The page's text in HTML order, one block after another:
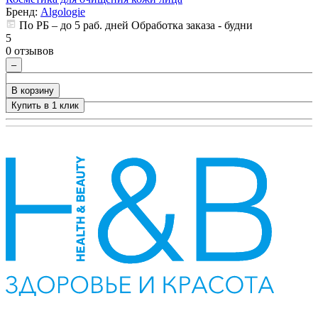
Бренд: Algologie
По РБ – до 5 раб. дней Обработка заказа - будни
5
0 отзывов
–
+
В корзину
Купить в 1 клик